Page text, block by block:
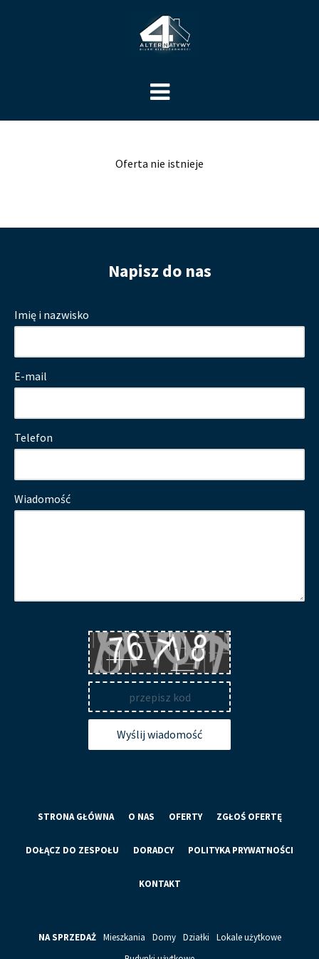
Oferta nie istnieje
Napisz do nas
Imię i nazwisko
E-mail
Telefon
Wiadomość
Wyślij wiadomość
STRONA GŁÓWNA O NAS OFERTY ZGŁOŚ OFERTĘ
DOŁĄCZ DO ZESPOŁU DORADCY POLITYKA PRYWATNOŚCI
KONTAKT
NA SPRZEDAŻ Mieszkania Domy Działki
Lokale użytkowe